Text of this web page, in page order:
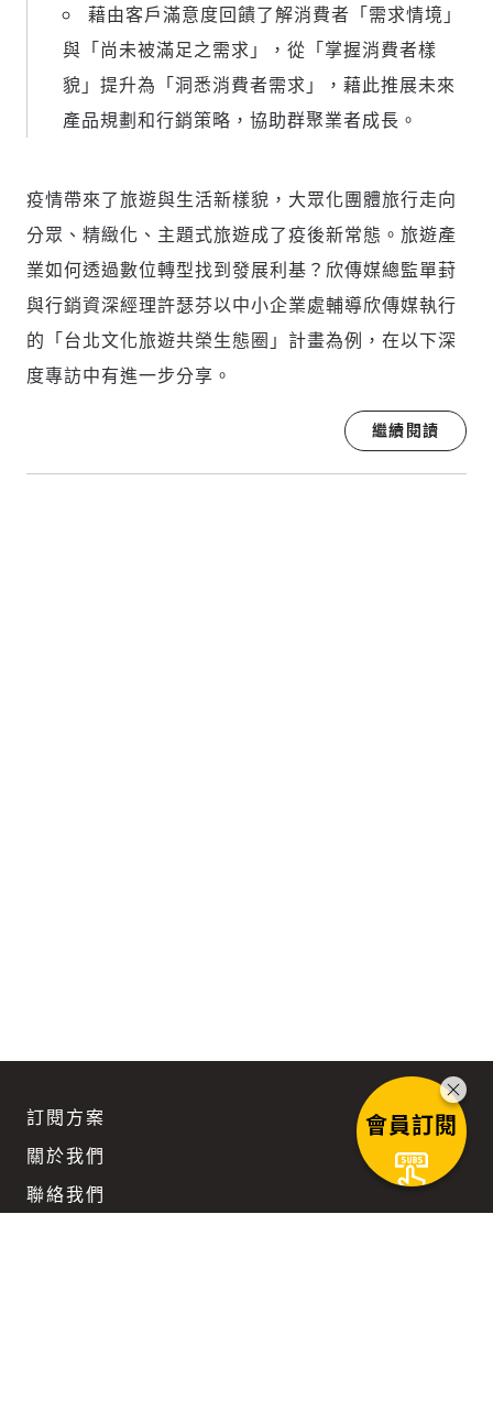
藉由客戶滿意度回饋了解消費者「需求情境」
與「尚未被滿足之需求」，從「掌握消費者樣
貌」提升為「洞悉消費者需求」，藉此推展未來
產品規劃和行銷策略，協助群聚業者成長。
疫情帶來了旅遊與生活新樣貌，大眾化團體旅行走向
分眾、精緻化、主題式旅遊成了疫後新常態。旅遊產
業如何透過數位轉型找到發展利基？欣傳媒總監單葑
與行銷資深經理許瑟芬以中小企業處輔導欣傳媒執行
的「台北文化旅遊共榮生態圈」計畫為例，在以下深
度專訪中有進一步分享。
繼續閱讀
訂閱方案
關於我們
聯絡我們
會員訂閱